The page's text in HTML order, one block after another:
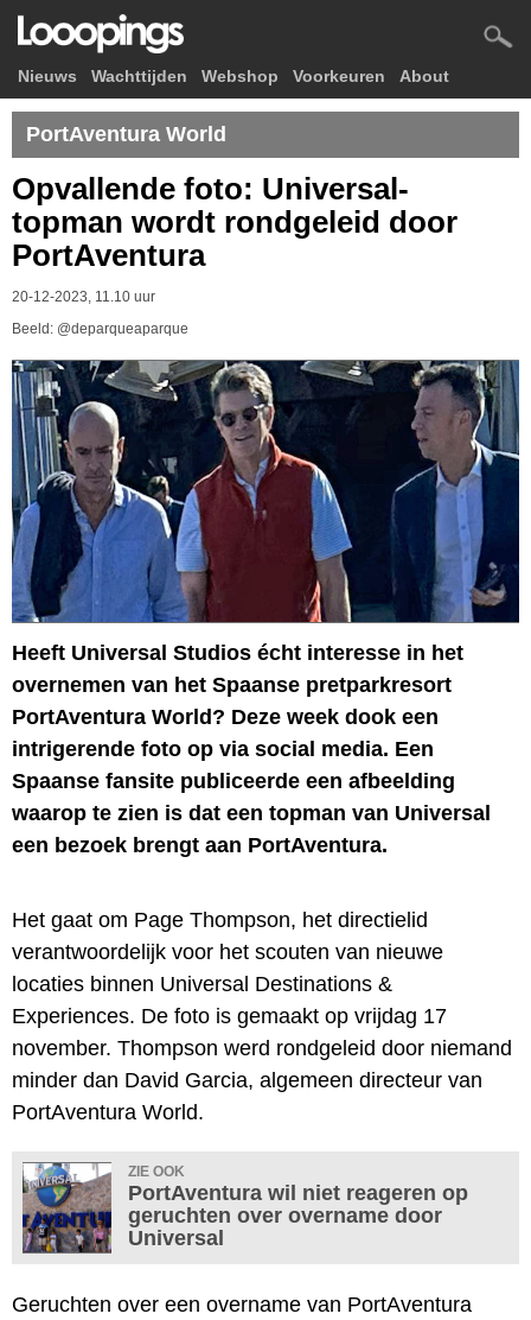
Nieuws Wachttijden Webshop Voorkeuren About
PortAventura World
Opvallende foto: Universal-
topman wordt rondgeleid door
PortAventura
20-12-2023, 11.10 uur
Beeld: @deparqueaparque
Heeft Universal Studios écht interesse in het
overnemen van het Spaanse pretparkresort
PortAventura World? Deze week dook een
intrigerende foto op via social media. Een
Spaanse fansite publiceerde een afbeelding
waarop te zien is dat een topman van Universal
een bezoek brengt aan PortAventura.
Het gaat om Page Thompson, het directielid
verantwoordelijk voor het scouten van nieuwe
locaties binnen Universal Destinations &
Experiences. De foto is gemaakt op vrijdag 17
november. Thompson werd rondgeleid door niemand
minder dan David Garcia, algemeen directeur van
PortAventura World.
ZIE OOK
PortAventura wil niet reageren op
geruchten over overname door
Universal
Geruchten over een overname van PortAventura